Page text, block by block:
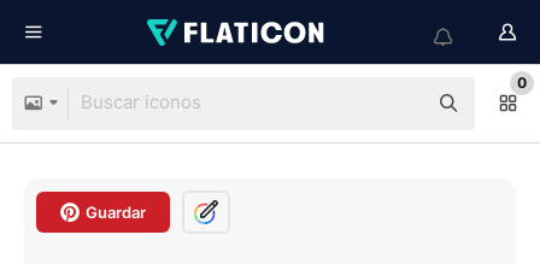
0
Guardar